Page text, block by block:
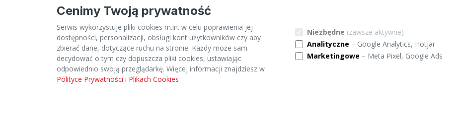
Cenimy Twoją prywatność
Serwis wykorzystuje pliki cookies m.in. w celu poprawienia jej
dostępności, personalizacji, obsługi kont użytkowników czy aby
zbierać dane, dotyczące ruchu na stronie. Każdy może sam
decydować o tym czy dopuszcza pliki cookies, ustawiając
odpowiednio swoją przeglądarkę. Więcej informacji znajdziesz w
Polityce Prywatności i Plikach Cookies
Niezbędne (zawsze aktywne)
Analityczne – Google Analytics, Hotjar
Marketingowe – Meta Pixel, Google Ads